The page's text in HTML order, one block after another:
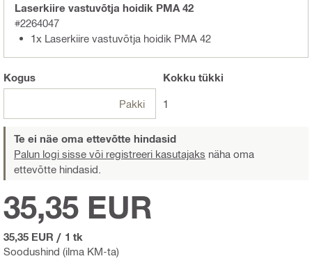
Laserkiire vastuvõtja hoidik PMA 42
#2264047
1x Laserkiire vastuvõtja hoidik PMA 42
Kogus
Pakki
Kokku tükki
1
Te ei näe oma ettevõtte hindasid
Palun logi sisse või registreeri kasutajaks näha oma
ettevõtte hindasid.
Soodushind (ilma KM-ta)
35,35 EUR
35,35 EUR / 1 tk